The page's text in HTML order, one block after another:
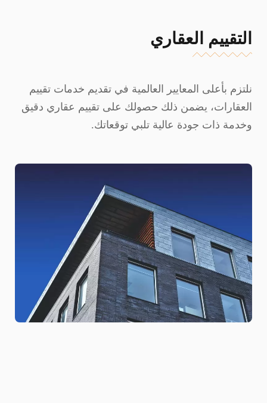
التقييم العقاري
نلتزم بأعلى المعايير العالمية في تقديم خدمات تقييم
العقارات، يضمن ذلك حصولك على تقييم عقاري دقيق
وخدمة ذات جودة عالية تلبي توقعاتك.